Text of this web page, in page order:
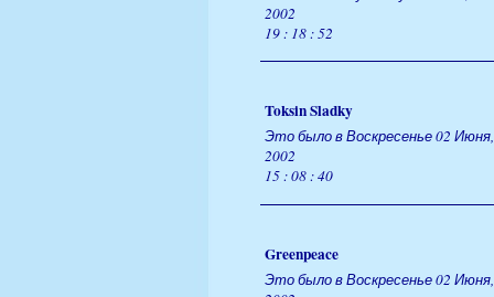
2002
19 : 18 : 52
Toksin Sladky
Это было в Воскресенье 02 Июня,
2002
15 : 08 : 40
Greenpeace
Это было в Воскресенье 02 Июня,